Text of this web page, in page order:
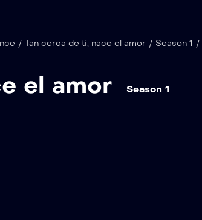
/ Tan cerca de ti, nace el amor / Season 1 /
el amor
Season 1